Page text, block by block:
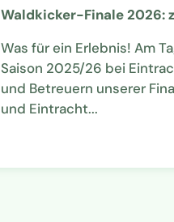
Waldkicker-Finale 2026:
Was für ein Erlebnis! Am
Saison 2025/26 bei
und Betreuern unserer
und Eintracht...